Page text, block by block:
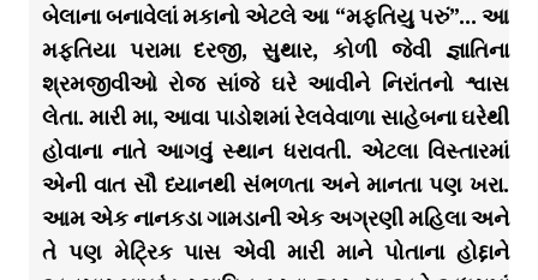
બેલાના બનાવેલાં મકાનો એટલે આ “મફતિયુ પરું”… આ
મફતિયા પરામા દરજી, સુથાર, કોળી જેવી જ્ઞાતિના
શ્રમજીવીઓ રોજ સાંજે ઘરે આવીને નિરાંતનો શ્વાસ
લેતા. મારી મા, આવા પાડોશમાં રેલવેવાળા સાહેબના ઘરેથી
હોવાના નાતે આગવું સ્થાન ધરાવતી. એટલા વિસ્તારમાં
એની વાત સૌ ધ્યાનથી સંભળતા અને માનતા પણ ખરા.
આમ એક નાનકડા ગામડાની એક અગ્રણી મહિલા અને
તે પણ મેટ્રિક પાસ એવી મારી માને પોતાના હોદ્દાને